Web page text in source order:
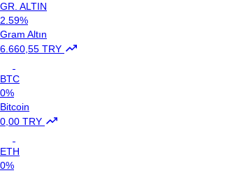
GR. ALTIN
2.59%
Gram Altın
6.660,55 TRY
BTC
0%
Bitcoin
0,00 TRY
ETH
0%